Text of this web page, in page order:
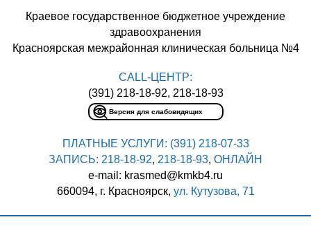
CALL-ЦЕНТР:
(391) 218-18-92, 218-18-93
Версия для слабовидящих
Краевое государственное бюджетное учреждение
здравоохранения
Красноярская межрайонная клиническая больница №4
ПЛАТНЫЕ УСЛУГИ: (391) 218-07-33
ЗАПИСЬ: 218-18-92, 218-18-93, ОНЛАЙН
e-mail: krasmed@kmkb4.ru
660094, г. Красноярск, ул. Кутузова, 71